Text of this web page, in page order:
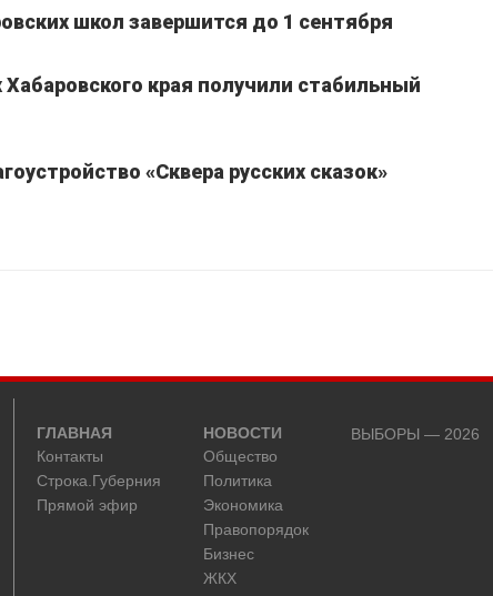
школ завершится до 1 сентября
края получили стабильный
«Сквера русских сказок»
ГЛАВНАЯ
Контакты
Строка.Губерния
Прямой эфир
НОВОСТИ
Общество
Политика
Экономика
Правопорядок
Бизнес
ЖКХ
ВЫБОРЫ — 2026